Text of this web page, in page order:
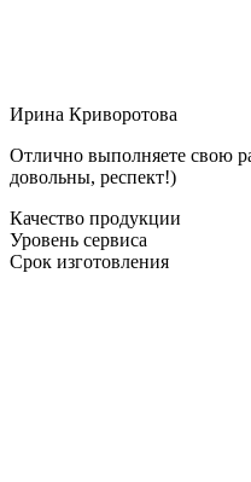
Ирина Криворотова
Отлично выполняете свою
довольны, респект!)
Качество продукции
Уровень сервиса
Срок изготовления